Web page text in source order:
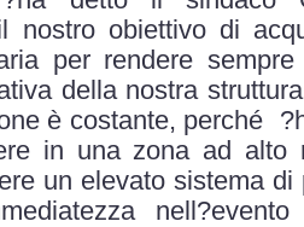
nostro obiettivo di
per rendere
della nostra
è costante, perché
in una zona ad
un elevato sistema